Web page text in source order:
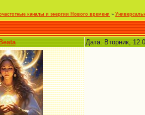
каналы и энергии Нового времени »
Beata
Дата: Вторник,